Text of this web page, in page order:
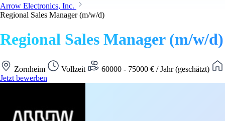
Arrow Electronics, Inc.
Regional Sales Manager (m/w/d)
Regional Sales Manager (m/w/d)
Zornheim Vollzeit 60000 - 75000 € / Jahr (geschätzt)
Jetzt bewerben